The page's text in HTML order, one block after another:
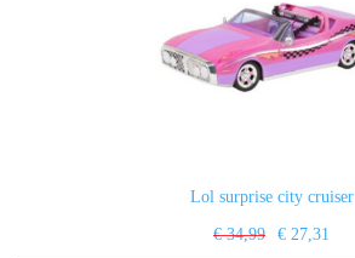
Lol surprise city cruiser
€ 34,99 € 27,31